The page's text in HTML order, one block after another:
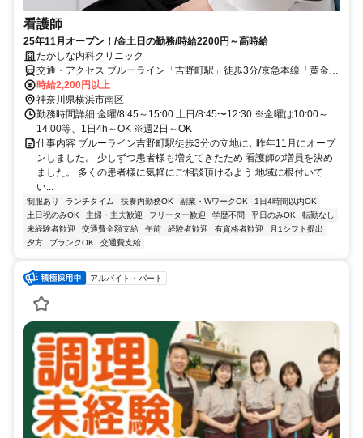
看護師
25年11月オープン！/金土日の勤務/時給2200円～高時給
たかしな内科クリニック
交通・アクセス ブルーライン「吉野町駅」徒歩3分/京急本線「黄金町
駅」徒歩7分/吉野町駅前バス停から徒歩３分
時給2,200円以上
神奈川県横浜市南区
勤務時間詳細 金曜/8:45～15:00 土日/8:45〜12:30 ※金曜は10:00～
14:00等、1日4h～OK ※週2日～OK
仕事内容 ブルーライン吉野町駅徒歩3分の立地に､ 昨年11月にオープ
ンしました。 少しずつ患者様も増えてきたため 看護師の増員を決め
ました。 多くの患者様に気軽にご相談頂けるよう 地域に根付いて
い...
制服あり ランチタイム 扶養内勤務OK 副業・WワークOK
1日4時間以内OK
土日祝のみOK
主婦・主夫歓迎 フリーター歓迎 学歴不問 平日のみOK
転勤なし
未経験者歓迎
交通費全額支給 午前 経験者歓迎 有資格者歓迎
月1シフト提出
夕方
ブランクOK 交通費支給
アルバイト・パート